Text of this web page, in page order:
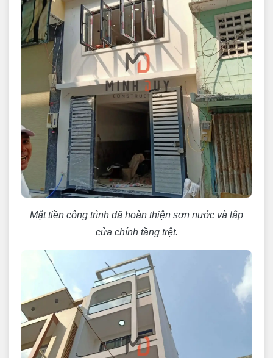
Mặt tiền công trình đã hoàn thiện sơn nước và lắp
cửa chính tầng trệt.